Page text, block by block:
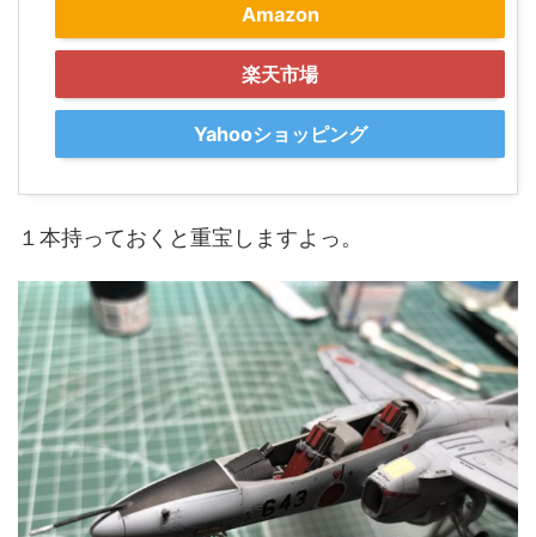
Amazon
楽天市場
Yahooショッピング
１本持っておくと重宝しますよっ。